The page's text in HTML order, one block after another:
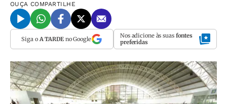
OUÇA COMPARTILHE
Siga o A TARDEno Google Nos adicione às suas fontes
preferidas